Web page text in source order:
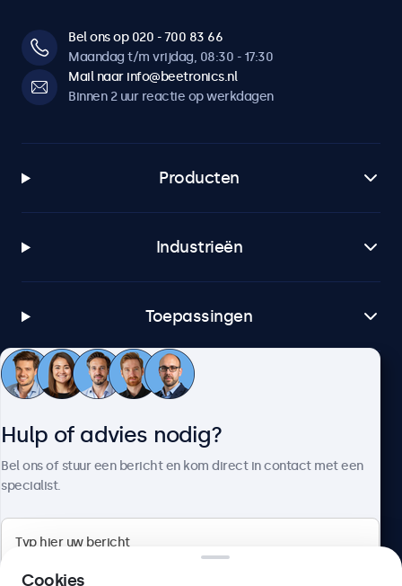
Bel ons op 020 - 700 83 66
Maandag t/m vrijdag, 08:30 - 17:30
Mail naar info@beetronics.nl
Binnen 2 uur reactie op werkdagen
Producten
Industrieën
Toepassingen
Klantenservice
Hulp of advies nodig?
Bel ons of stuur een bericht en kom direct in contact met een
specialist.
Cookies